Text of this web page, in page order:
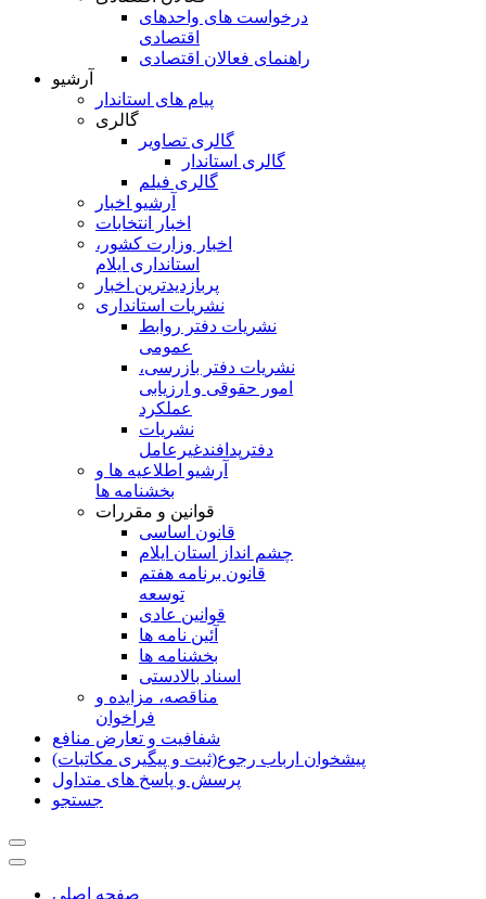
درخواست های واحدهای
اقتصادی
راهنمای فعالان اقتصادی
آرشیو
پیام های استاندار
گالری
گالری تصاویر
گالری استاندار
گالری فیلم
آرشیو اخبار
اخبار انتخابات
اخبار وزارت کشور،
استانداری ایلام
پربازدیدترین اخبار
نشریات استانداری
نشریات دفتر روابط
عمومی
نشريات دفتر بازرسی،
امور حقوقی و ارزيابی
عملکرد
نشريات
دفترپدافندغيرعامل
آرشیو اطلاعیه ها و
بخشنامه ها
قوانین و مقررات
قانون اساسی
چشم انداز استان ایلام
قانون برنامه هفتم
توسعه
قوانین عادی
آئین نامه ها
بخشنامه ها
اسناد بالادستی
مناقصه، مزایده و
فراخوان
شفافیت و تعارض منافع
پیشخوان ارباب رجوع(ثبت و پیگیری مکاتبات)
پرسش و پاسخ های متداول
جستجو
صفحه اصلی